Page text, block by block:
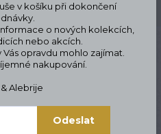
Hledat
Dekorativní polštářky
40 x 40
v košíku při dokončení
o nových kolekcích,
nebo akcích.
opravdu mohlo zajímat.
nakupování.
Alebrije
Odeslat